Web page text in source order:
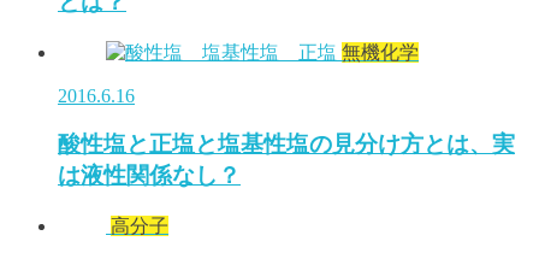
無機化学
2016.6.16
酸性塩と正塩と塩基性塩の見分け方とは、実
は液性関係なし？
高分子